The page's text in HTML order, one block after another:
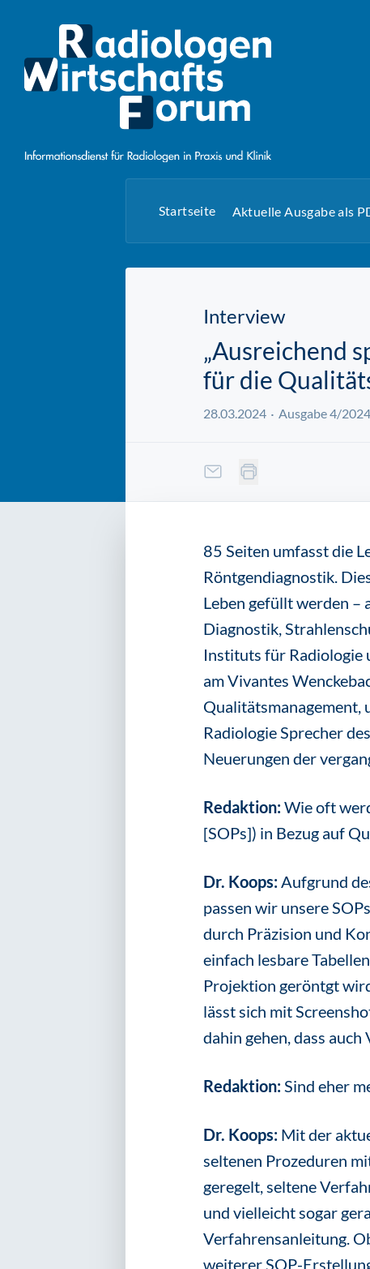
Startseite Aktuelle Ausgabe als
Interview
„Ausreichend
für die
28.03.2024 Ausgabe 4/2024
85 Seiten umfasst die
Röntgendiagnostik.
Leben gefüllt werden –
Diagnostik,
Instituts für Radiologie
am Vivantes
Radiologie Sprecher
Neuerungen der
Redaktion:Wie oft
[SOPs]) in Bezug auf
Dr. Koops:Aufgrund
passen wir unsere
durch Präzision und
einfach lesbare
Projektion geröntgt
lässt sich mit
dahin gehen, dass
Redaktion:Sind eher
Dr. Koops: Mit der
seltenen Prozeduren
geregelt, seltene
und vielleicht sogar
Verfahrensanleitung.
weiterer SOP-